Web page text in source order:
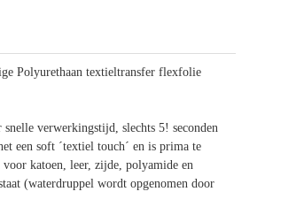
Polyurethaan textieltransfer flexfolie
verwerkingstijd, slechts 5! seconden
een soft ´textiel touch´ en is prima te
katoen, leer, zijde, polyamide en
(waterdruppel wordt opgenomen door